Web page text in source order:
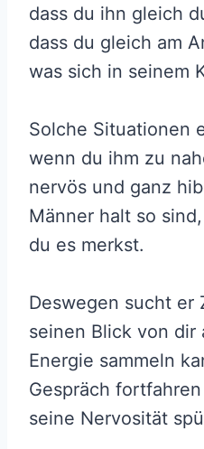
dass du ihn gleich
dass du gleich am
was sich in seinem
Solche Situationen
wenn du ihm zu
nervös und ganz
Männer halt so
du es merkst.
Deswegen sucht
seinen Blick von dir
Energie sammeln
Gespräch
seine Nervosität